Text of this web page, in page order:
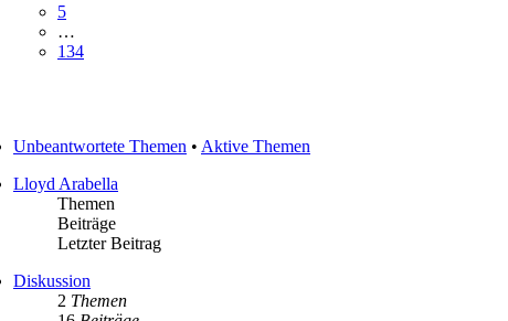
5
…
134
Unbeantwortete Themen • Aktive Themen
Lloyd Arabella
Themen
Beiträge
Letzter Beitrag
Diskussion
2 Themen